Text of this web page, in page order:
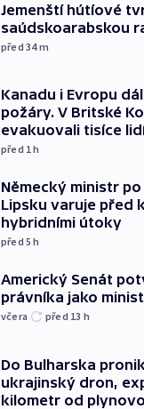
Jemenští hútíové
saúdskoarabskou
před 34m
Kanadu i Evropu
požáry. V Britské
evakuovali tisíce
před 1h
Německý ministr
Lipsku varuje před
hybridními útoky
před 5h
Americký Senát
právníka jako
včera před 13 h
Do Bulharska
ukrajinský dron,
kilometr od